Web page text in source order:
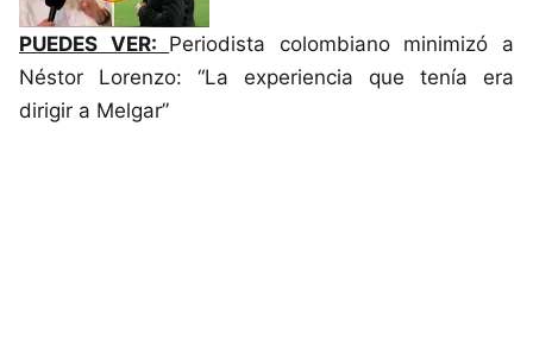
PUEDES VER: Periodista colombiano minimizó a
Néstor Lorenzo: “La experiencia que tenía era
dirigir a Melgar”